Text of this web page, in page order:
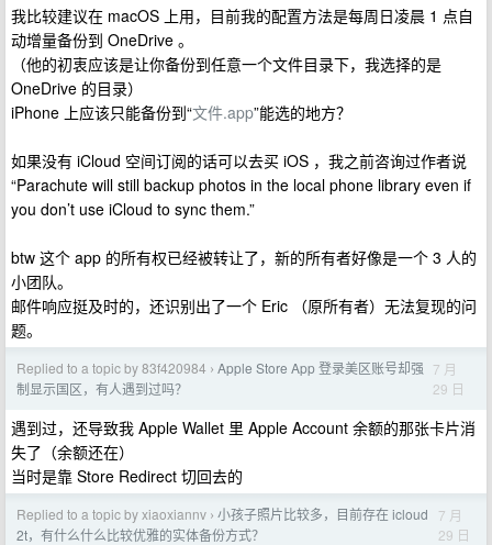
我比较建议在 macOS 上用，目前我的配置方法是每周日凌晨 1 点自
动增量备份到 OneDrive 。
（他的初衷应该是让你备份到任意一个文件目录下，我选择的是
OneDrive 的目录）
iPhone 上应该只能备份到“文件.app”能选的地方？
如果没有 iCloud 空间订阅的话可以去买 iOS ，我之前咨询过作者说
“Parachute will still backup photos in the local phone library even if
you don’t use iCloud to sync them.”
btw 这个 app 的所有权已经被转让了，新的所有者好像是一个 3 人的
小团队。
邮件响应挺及时的，还识别出了一个 Eric （原所有者）无法复现的问
题。
Replied to a topic by 83f420984 › Apple Store App 登录美区账号却强
制显示国区，有人遇到过吗？
7 月
29 日
遇到过，还导致我 Apple Wallet 里 Apple Account 余额的那张卡片消
失了（余额还在）
当时是靠 Store Redirect 切回去的
Replied to a topic by xiaoxiannv › 小孩子照片比较多，目前存在 icloud
2t，有什么什么比较优雅的实体备份方式？
7 月
29 日